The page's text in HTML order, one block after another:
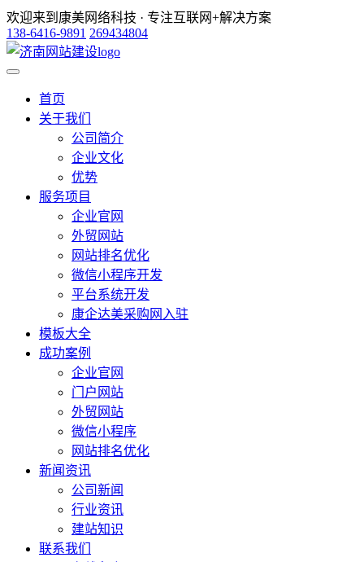
欢迎来到康美网络科技 · 专注互联网+解决方案
138-6416-9891 269434804
首页
关于我们
公司简介
企业文化
优势
服务项目
企业官网
外贸网站
网站排名优化
微信小程序开发
平台系统开发
康企达美采购网入驻
模板大全
成功案例
企业官网
门户网站
外贸网站
微信小程序
网站排名优化
新闻资讯
公司新闻
行业资讯
建站知识
联系我们